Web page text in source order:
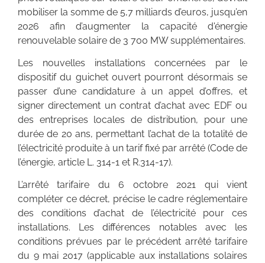
mobiliser la somme de 5,7 milliards d’euros, jusqu’en
2026 afin d’augmenter la capacité d'énergie
renouvelable solaire de 3 700 MW supplémentaires.
Les nouvelles installations concernées par le
dispositif du guichet ouvert pourront désormais se
passer d’une candidature à un appel d’offres, et
signer directement un contrat d’achat avec EDF ou
des entreprises locales de distribution, pour une
durée de 20 ans, permettant l’achat de la totalité de
l’électricité produite à un tarif fixé par arrêté (Code de
l’énergie, article L. 314-1 et R.314-17).
L’arrêté tarifaire du 6 octobre 2021 qui vient
compléter ce décret, précise le cadre réglementaire
des conditions d’achat de l’électricité pour ces
installations. Les différences notables avec les
conditions prévues par le précédent arrêté tarifaire
du 9 mai 2017 (applicable aux installations solaires